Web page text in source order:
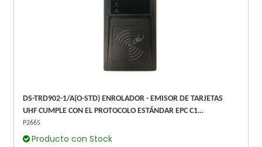
DS-TRD902-1/A(O-STD) ENROLADOR - EMISOR DE TARJETAS
UHF CUMPLE CON EL PROTOCOLO ESTÁNDAR EPC C1
GEN2/ISO18000-6C - HIKVISION
P2665
Producto con Stock